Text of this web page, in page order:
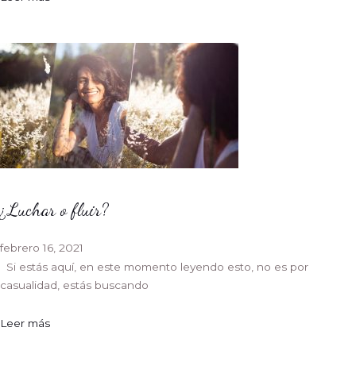
¿Luchar o fluir?
febrero 16, 2021
Si estás aquí, en este momento leyendo esto, no es por
casualidad, estás buscando
Leer más